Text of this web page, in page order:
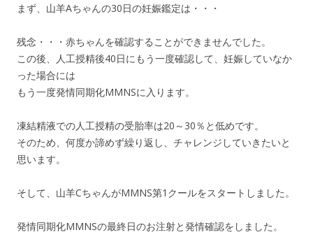
まず、山羊Aちゃんの30日の妊娠鑑定は・・・
残念・・・赤ちゃんを確認することができませんでした。
この後、人工授精後40日にもう一度確認して、妊娠していなか
った場合には
もう一度発情同期化MMNSに入ります。
凍結精液での人工授精の受胎率は20～30％と低めです。
そのため、何度か諦めず繰り返し、チャレンジしていきたいと
思います。
そして、山羊CちゃんがMMNS第1クールをスタートしました。
発情同期化MMNSの最終日のお注射と発情確認をしました。